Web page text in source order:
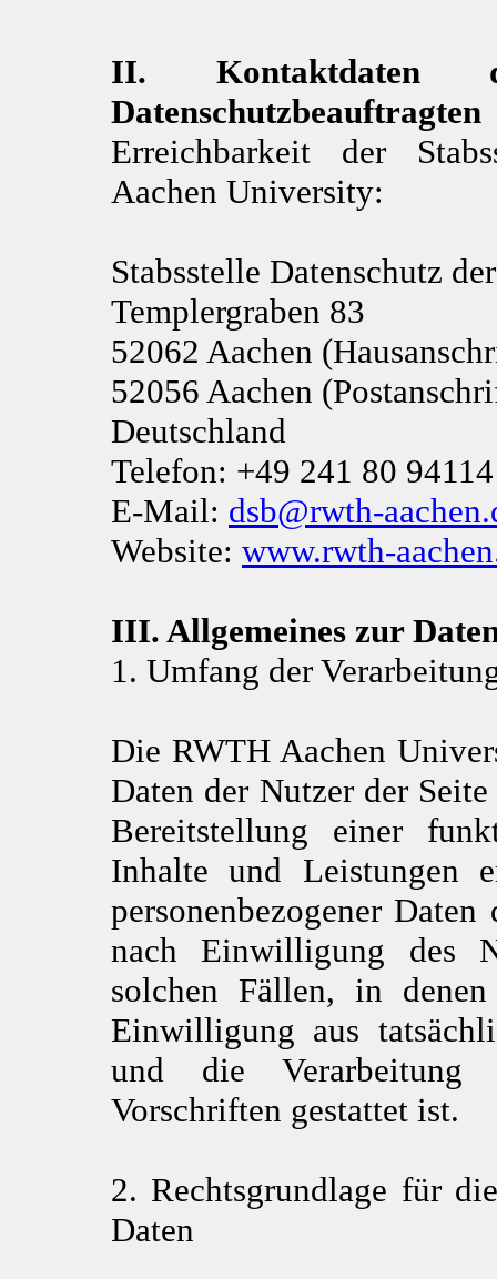
II. Kontaktdaten
Datenschutzbeauftragten
Erreichbarkeit der
Aachen University:
Stabsstelle Datenschutz
Templergraben 83
52062 Aachen
52056 Aachen
Deutschland
Telefon: +49 241 80 94114
E-Mail: dsb@rwth-
Website: www.rwth-
III. Allgemeines zur
1. Umfang der
Die RWTH Aachen
Daten der Nutzer der
Bereitstellung einer
Inhalte und Leistungen
personenbezogener
nach Einwilligung des
solchen Fällen, in
Einwilligung aus
und die Verarbeitung
Vorschriften gestattet ist.
2. Rechtsgrundlage für
Daten